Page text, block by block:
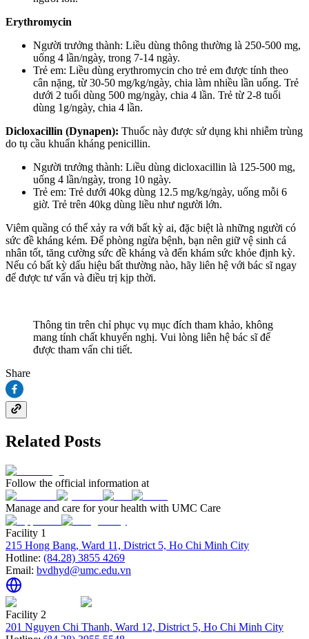
Erythromycin
Người trưởng thành: Liều dùng thông thường là 250-500 mg,
uống 4 lần/ngày, trong 7-14 ngày.
Trẻ em: Liều dùng erythromycin cho trẻ em được tính theo
cân nặng, từ 30-50 mg/kg/ngày, chia làm nhiều lần uống. Trẻ
dưới 2 tuổi dùng 500 mg/ngày, chia 4 lần. Trẻ từ 2-8 tuổi
dùng 1g/ngày, chia 4 lần.
Dicloxacillin (Dynapen): Thuốc này được sử dụng khi nhiễm trùng
do tụ cầu khuẩn kháng penicillin.
Người trưởng thành: Liều dùng dicloxacillin là 125-500 mg,
uống 4 lần/ngày, trong 10 ngày.
Trẻ em: Trẻ dưới 40kg dùng 12.5 mg/kg/ngày, uống mỗi 6
giờ. Trẻ trên 40kg dùng liều như người lớn.
Viêm quầng có thể xảy ra với bất kỳ ai, đặc biệt là những người có
sức đề kháng kém. Để phòng ngừa bệnh, bạn nên giữ vệ sinh cá
nhân tốt, tăng cường sức đề kháng và đến khám sức khỏe định kỳ.
Nếu có bất kỳ dấu hiệu bất thường nào, hãy liên hệ với bác sĩ ngay
để được tư vấn và điều trị kịp thời.
Thông tin trên chỉ phục vụ mục đích tham khảo, không
mang tính chất khuyến nghị. Vui lòng liên hệ bác sĩ để
được tham vấn chi tiết.
Share
Related Posts
Follow the official information at
Manage and care for your health with UMC Care
Facility 1
215 Hong Bang, Ward 11, District 5, Ho Chi Minh City
Hotline: (84.28) 3855 4269
Email: bvdhyd@umc.edu.vn
Facility 2
201 Nguyen Chi Thanh, Ward 12, District 5, Ho Chi Minh City